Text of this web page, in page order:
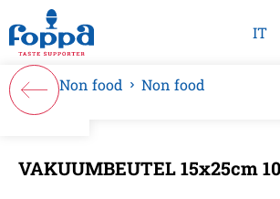
springen
IT
Non food Non food
VAKUUMBEUTEL 15x25cm